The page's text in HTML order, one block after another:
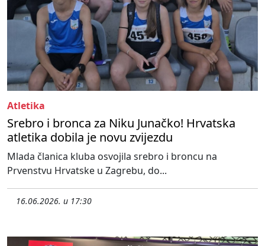
Atletika
Srebro i bronca za Niku Junačko! Hrvatska
atletika dobila je novu zvijezdu
Mlada članica kluba osvojila srebro i broncu na
Prvenstvu Hrvatske u Zagrebu, do...
16.06.2026. u 17:30